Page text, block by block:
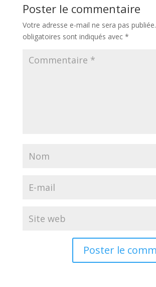
Poster le commentaire
Votre adresse e-mail ne sera pas publiée.
obligatoires sont indiqués avec *